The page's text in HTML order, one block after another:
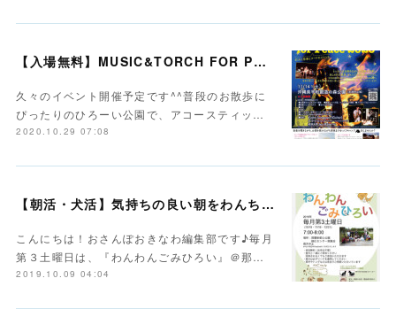
【入場無料】MUSIC&TORCH FOR PEACE2020＠沖縄平和創造の森公園
久々のイベント開催予定です^^普段のお散歩に
ぴったりのひろーい公園で、アコースティッ…
2020.10.29 07:08
【朝活・犬活】気持ちの良い朝をわんちゃんと
こんにちは！おさんぽおきなわ編集部です♪毎月
第３土曜日は、『わんわんごみひろい』＠那…
2019.10.09 04:04